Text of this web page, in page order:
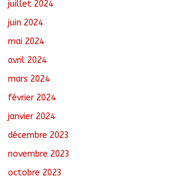
juillet 2024
juin 2024
mai 2024
avril 2024
mars 2024
février 2024
janvier 2024
décembre 2023
novembre 2023
octobre 2023